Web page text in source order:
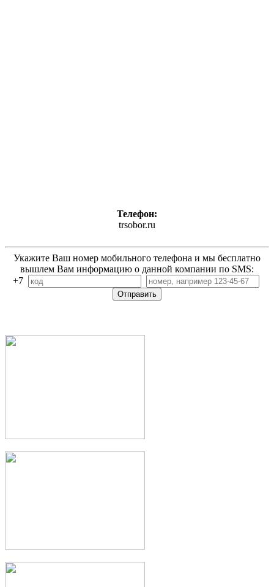
Телефон:
trsobor.ru
Укажите Ваш номер мобильного телефона и мы бесплатно
вышлем Вам информацию о данной компании по SMS:
+7